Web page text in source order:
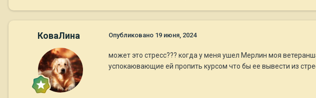
КоваЛина Опубликовано 19 июня, 2024
может это стресс??? когда у меня ушел Мерлин моя
успокаювающие ей пропить курсом что бы ее вывести из